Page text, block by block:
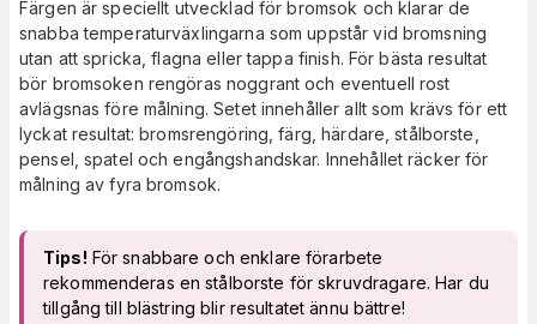
Färgen är speciellt utvecklad för bromsok och klarar de
snabba temperaturväxlingarna som uppstår vid bromsning
utan att spricka, flagna eller tappa finish. För bästa resultat
bör bromsoken rengöras noggrant och eventuell rost
avlägsnas före målning. Setet innehåller allt som krävs för ett
lyckat resultat: bromsrengöring, färg, härdare, stålborste,
pensel, spatel och engångshandskar. Innehållet räcker för
målning av fyra bromsok.
Tips! För snabbare och enklare förarbete
rekommenderas en stålborste för skruvdragare. Har du
tillgång till blästring blir resultatet ännu bättre!